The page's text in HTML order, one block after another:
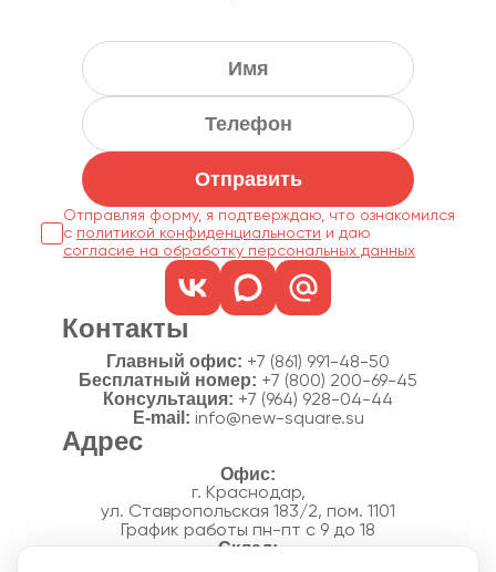
Отправить
Отправляя форму, я подтверждаю, что ознакомился
с политикой конфиденциальности
согласие на обработку персональных данных
Контакты
Главный офис: +7 (861) 991-48-50
Бесплатный номер: +7 (800) 200-69-45
Консультация: +7 (964) 928-04-44
E-mail: info@new-square.su
Адрес
г. Краснодар,
ул. Ставропольская 183/2, пом. 1101
График работы пн-пт с 9 до 18